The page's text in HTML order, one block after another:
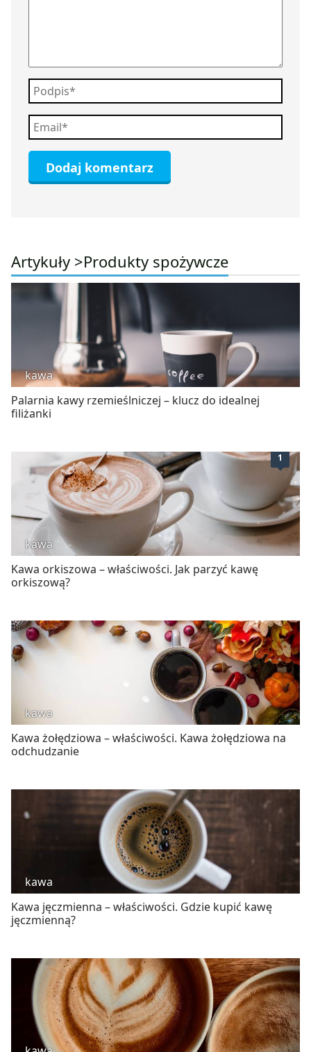
Artykuły >Produkty spożywcze
kawa
Palarnia kawy rzemieślniczej – klucz do idealnej
filiżanki
1
kawa
Kawa orkiszowa – właściwości. Jak parzyć kawę
orkiszową?
kawa
Kawa żołędziowa – właściwości. Kawa żołędziowa na
odchudzanie
kawa
Kawa jęczmienna – właściwości. Gdzie kupić kawę
jęczmienną?